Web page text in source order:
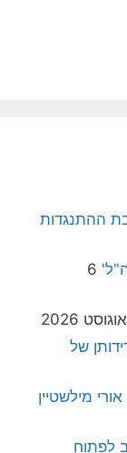
ההתנגדות
6
של
מילשטיין
לפתוח